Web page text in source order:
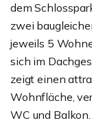
dem
zwei
jeweils 5
sich im
zeigt einen
Wohnfläche,
WC und